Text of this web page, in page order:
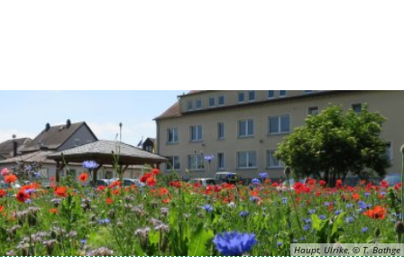
Haupt, Ulrike, © T. Bathge